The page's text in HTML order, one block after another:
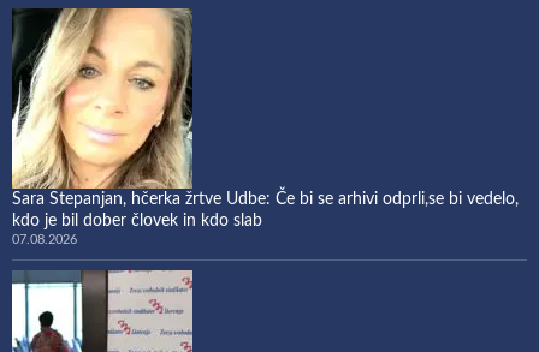
Sara Stepanjan, hčerka žrtve Udbe: Če bi se arhivi odprli,se bi vedelo,
kdo je bil dober človek in kdo slab
07.08.2026